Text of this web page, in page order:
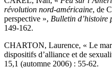
révolution nord-américaine, de
perspective », Bulletin d’histoire
149-162.
CHARTON, Laurence, « Le
dispositifs d’alliance et de
15,1 (automne 2006) : 55-62.